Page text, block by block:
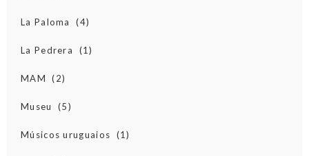
La Paloma (4)
La Pedrera (1)
MAM (2)
Museu (5)
Músicos uruguaios (1)